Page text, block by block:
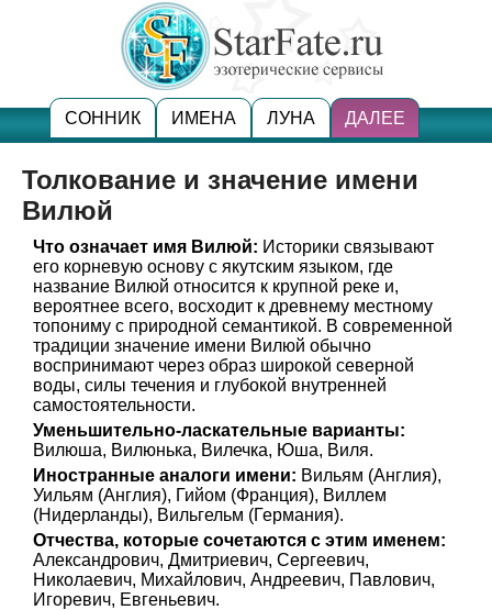
СОННИК ИМЕНА ЛУНА ДАЛЕЕ
Толкование и значение имени
Вилюй
Что означает имя Вилюй: Историки связывают
его корневую основу с якутским языком, где
название Вилюй относится к крупной реке и,
вероятнее всего, восходит к древнему местному
топониму с природной семантикой. В современной
традиции значение имени Вилюй обычно
воспринимают через образ широкой северной
воды, силы течения и глубокой внутренней
самостоятельности.
Уменьшительно-ласкательные варианты:
Вилюша, Вилюнька, Вилечка, Юша, Виля.
Иностранные аналоги имени: Вильям (Англия),
Уильям (Англия), Гийом (Франция), Виллем
(Нидерланды), Вильгельм (Германия).
Отчества, которые сочетаются с этим именем:
Александрович, Дмитриевич, Сергеевич,
Николаевич, Михайлович, Андреевич, Павлович,
Игоревич, Евгеньевич.